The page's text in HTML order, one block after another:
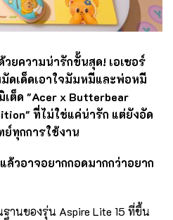
วยความน่ารักขั้นสุด! เอเซอร์
เด็ดเอาใจมัมหมีและพ่อหมี
ต็ด "Acer x Butterbear
ที่ไม่ใช่แค่น่ารัก แต่ยังอัด
ย์ทุกการใช้งาน
ล้วอาจอยากกอดมากกว่าอยาก
นของรุ่น Aspire Lite 15 ที่ขึ้น